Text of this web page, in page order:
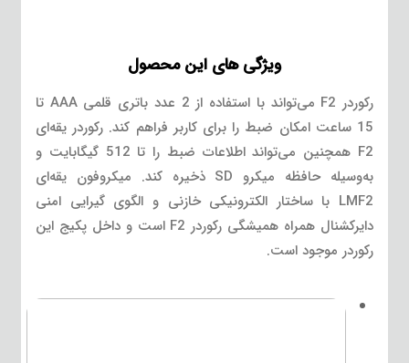
ویژگی های این محصول
رکوردر F2 می‌تواند با استفاده از 2 عدد باتری قلمی AAA تا
15 ساعت امکان ضبط را برای کاربر فراهم کند. رکوردر یقه‌ای
F2 همچنین می‌تواند اطلاعات ضبط را تا 512 گیگابایت و
به‌وسیله حافظه میکرو SD ذخیره کند. میکروفون یقه‌ای
LMF2 با ساختار الکترونیکی خازنی و الگوی گیرایی امنی
دایرکشنال همراه همیشگی رکوردر F2 است و داخل پکیج این
رکوردر موجود است.